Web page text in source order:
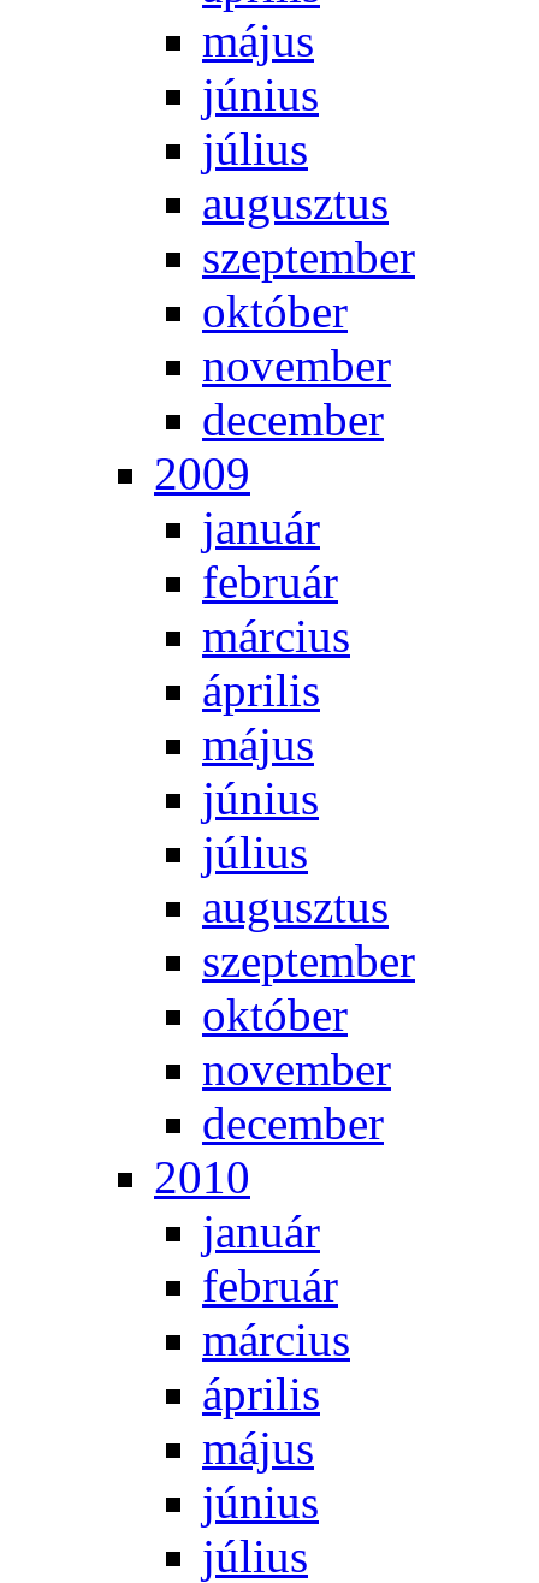
má­jus
jú­ni­us
jú­li­us
au­gusz­tus
szep­tem­ber
ok­tó­ber
no­vem­ber
de­cem­ber
2009
ja­nu­ár
feb­ru­ár
már­ci­us
áp­ri­lis
má­jus
jú­ni­us
jú­li­us
au­gusz­tus
szep­tem­ber
ok­tó­ber
no­vem­ber
de­cem­ber
2010
ja­nu­ár
feb­ru­ár
már­ci­us
áp­ri­lis
má­jus
jú­ni­us
jú­li­us